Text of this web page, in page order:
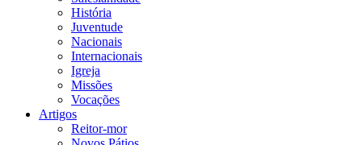
História
Juventude
Nacionais
Internacionais
Igreja
Missões
Vocações
Artigos
Reitor-mor